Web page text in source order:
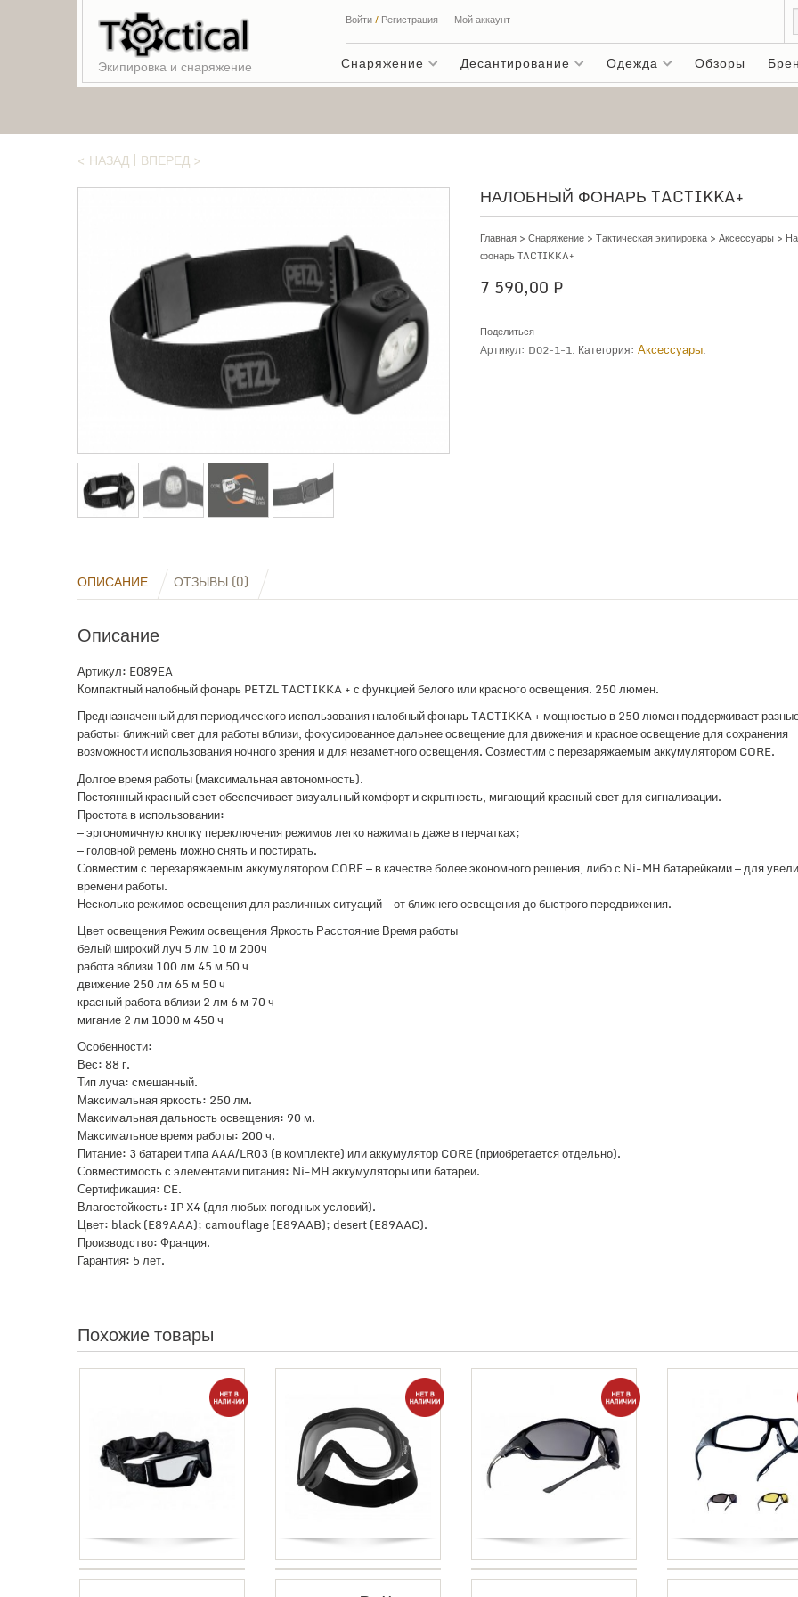
Экипировка и снаряжение
Войти/ Регистрация Мой аккаунт
Снаряжение Десантирование Одежда Обзоры
< НАЗАД | ВПЕРЕД >
НАЛОБНЫЙ ФОНАРЬ TACTIKKA+
Главная >Снаряжение >Тактическая экипировка >Аксессуары >
фонарь TACTIKKA+
7 590,00₽
Поделиться
Артикул: D02-1-1. Категория:Аксессуары.
ОПИСАНИЕ ОТЗЫВЫ (0)
Описание
Артикул: E089EA
Компактный налобный фонарь PETZL TACTIKKA + с функцией белого или красного освещения. 250 люмен.
Предназначенный для периодического использования налобный фонарь TACTIKKA + мощностью в 250 люмен поддерживает
работы: ближний свет для работы вблизи, фокусированное дальнее освещение для движения и красное освещение для сохранения
возможности использования ночного зрения и для незаметного освещения. Совместим с перезаряжаемым аккумулятором CORE.
Долгое время работы (максимальная автономность).
Постоянный красный свет обеспечивает визуальный комфорт и скрытность, мигающий красный свет для сигнализации.
Простота в использовании:
— эргономичную кнопку переключения режимов легко нажимать даже в перчатках;
— головной ремень можно снять и постирать.
Совместим с перезаряжаемым аккумулятором CORE — в качестве более экономного решения, либо с Ni-MH батарейками — для
времени работы.
Несколько режимов освещения для различных ситуаций — от ближнего освещения до быстрого передвижения.
Цвет освещения Режим освещения Яркость Расстояние Время работы
белый широкий луч 5 лм 10 м 200ч
работа вблизи 100 лм 45 м 50 ч
движение 250 лм 65 м 50 ч
красный работа вблизи 2 лм 6 м 70 ч
мигание 2 лм 1000 м 450 ч
Особенности:
Вес: 88 г.
Тип луча: смешанный.
Максимальная яркость: 250 лм.
Максимальная дальность освещения: 90 м.
Максимальное время работы: 200 ч.
Питание: 3 батареи типа AAA/LR03 (в комплекте) или аккумулятор CORE (приобретается отдельно).
Совместимость с элементами питания: Ni-MH аккумуляторы или батареи.
Сертификация: CE.
Влагостойкость: IP X4 (для любых погодных условий).
Цвет: black (E89AAA); camouflage (E89AAB); desert (E89AAC).
Производство: Франция.
Гарантия: 5 лет.
Похожие товары